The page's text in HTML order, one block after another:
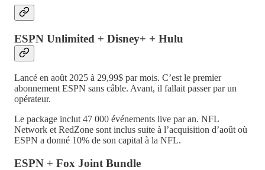
ESPN Unlimited + Disney+ + Hulu
Lancé en août 2025 à 29,99$ par mois. C’est le premier
abonnement ESPN sans câble. Avant, il fallait passer par un
opérateur.
Le package inclut 47 000 événements live par an. NFL
Network et RedZone sont inclus suite à l’acquisition d’août où
ESPN a donné 10% de son capital à la NFL.
ESPN + Fox Joint Bundle